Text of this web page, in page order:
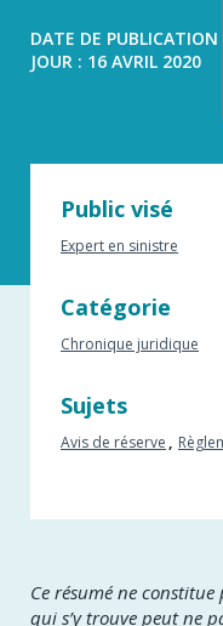
DATE DE
JOUR : 16 AVRIL 2020
Public visé
Expert en sinistre
Catégorie
Chronique juridique
Sujets
Avis de réserve
Ce résumé ne
qui s’y trouve peut ne